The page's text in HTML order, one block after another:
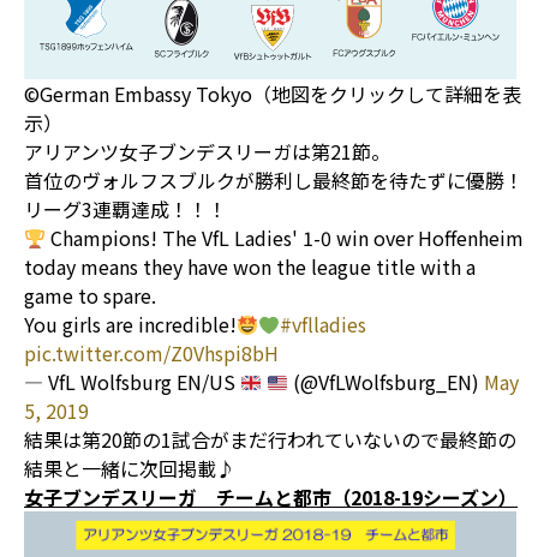
©German Embassy Tokyo（地図をクリックして詳細を表
示）
アリアンツ女子ブンデスリーガは第21節。
首位のヴォルフスブルクが勝利し最終節を待たずに優勝！
リーグ3連覇達成！！！
Champions! The VfL Ladies' 1-0 win over Hoffenheim
today means they have won the league title with a
game to spare.
You girls are incredible!
#vflladies
pic.twitter.com/Z0Vhspi8bH
— VfL Wolfsburg EN/US
(@VfLWolfsburg_EN) May
5, 2019
結果は第20節の1試合がまだ行われていないので最終節の
結果と一緒に次回掲載♪
女子ブンデスリーガ チームと都市（2018-19シーズン）